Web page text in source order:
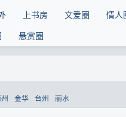
上书房 文爱圈 情人
悬赏圈
金华 台州 丽水